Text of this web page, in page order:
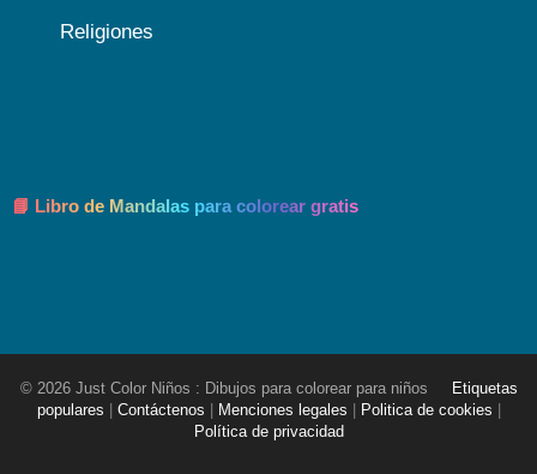
Religiones
📘 Libro de Mandalas para colorear gratis
© 2026 Just Color Niños : Dibujos para colorear para niños
Etiquetas
populares
Contáctenos Menciones legales Politica de cookies
Política de privacidad